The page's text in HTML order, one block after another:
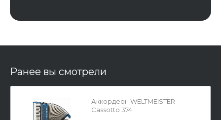
Ранее вы смотрели
Аккордеон WELTMEISTER
Cassotto 374